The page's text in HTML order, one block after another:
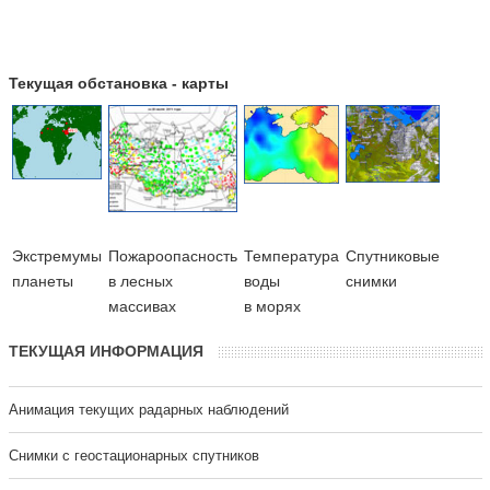
Текущая обстановка - карты
Экстремумы
планеты
Пожароопасность
в лесных
массивах
Температура
воды
в морях
Cпутниковые
снимки
ТЕКУЩАЯ ИНФОРМАЦИЯ
Анимация текущих радарных наблюдений
Cнимки с геостационарных спутников